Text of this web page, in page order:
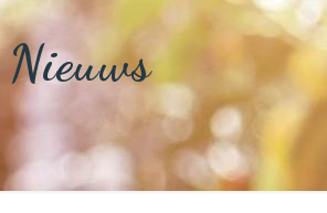
Nieuws